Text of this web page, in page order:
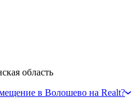
область
в Волошево на Realt?